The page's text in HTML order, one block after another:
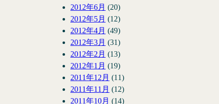
2012年6月 (20)
2012年5月 (12)
2012年4月 (49)
2012年3月 (31)
2012年2月 (13)
2012年1月 (19)
2011年12月 (11)
2011年11月 (12)
2011年10月 (14)